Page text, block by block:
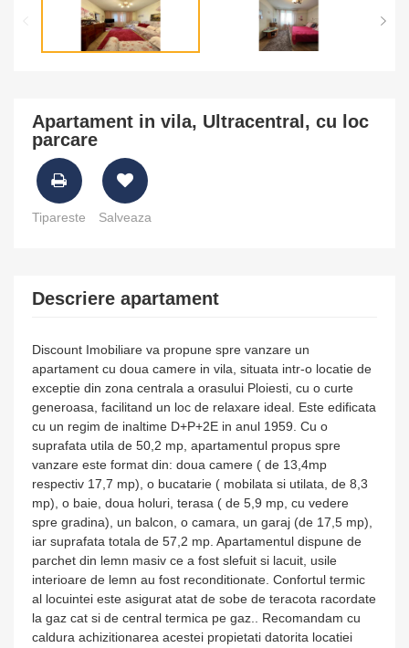
Apartament in vila, Ultracentral, cu loc
parcare
Tipareste Salveaza
Descriere apartament
Discount Imobiliare va propune spre vanzare un
apartament cu doua camere in vila, situata intr-o locatie de
exceptie din zona centrala a orasului Ploiesti, cu o curte
generoasa, facilitand un loc de relaxare ideal. Este edificata
cu un regim de inaltime D+P+2E in anul 1959. Cu o
suprafata utila de 50,2 mp, apartamentul propus spre
vanzare este format din: doua camere ( de 13,4mp
respectiv 17,7 mp), o bucatarie ( mobilata si utilata, de 8,3
mp), o baie, doua holuri, terasa ( de 5,9 mp, cu vedere
spre gradina), un balcon, o camara, un garaj (de 17,5 mp),
iar suprafata totala de 57,2 mp. Apartamentul dispune de
parchet din lemn masiv ce a fost slefuit si lacuit, usile
interioare de lemn au fost reconditionate. Confortul termic
al locuintei este asigurat atat de sobe de teracota racordate
la gaz cat si de central termica pe gaz.. Recomandam cu
caldura achizitionarea acestei propietati datorita locatiei